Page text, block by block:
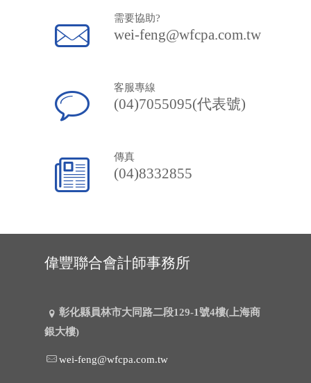
需要協助?
wei-feng@wfcpa.com.tw
客服專線
(04)7055095(代表號)
傳真
(04)8332855
偉豐聯合會計師事務所
彰化縣員林市大同路二段129-1號4樓(上海商
銀大樓)
wei-feng@wfcpa.com.tw